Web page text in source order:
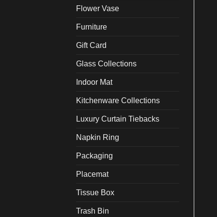
Flower Vase
Furniture
Gift Card
Glass Collections
Indoor Mat
Kitchenware Collections
Luxury Curtain Tiebacks
Napkin Ring
Packaging
Placemat
Tissue Box
Trash Bin